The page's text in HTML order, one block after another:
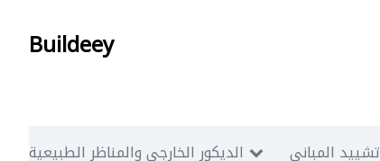
Buildeey
الديكور الخارجي والمناظر الطبيعية تشييد المباني